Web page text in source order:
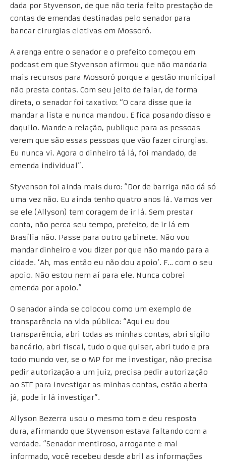
dada por Styvenson, de que não teria feito prestação de
contas de emendas destinadas pelo senador para
bancar cirurgias eletivas em Mossoró.
A arenga entre o senador e o prefeito começou em
podcast em que Styvenson afirmou que não mandaria
mais recursos para Mossoró porque a gestão municipal
não presta contas. Com seu jeito de falar, de forma
direta, o senador foi taxativo: “O cara disse que ia
mandar a lista e nunca mandou. E fica posando disso e
daquilo. Mande a relação, publique para as pessoas
verem que são essas pessoas que vão fazer cirurgias.
Eu nunca vi. Agora o dinheiro tá lá, foi mandado, de
emenda individual”.
Styvenson foi ainda mais duro: “Dor de barriga não dá só
uma vez não. Eu ainda tenho quatro anos lá. Vamos ver
se ele (Allyson) tem coragem de ir lá. Sem prestar
conta, não perca seu tempo, prefeito, de ir lá em
Brasília não. Passe para outro gabinete. Não vou
mandar dinheiro e vou dizer por que não mando para a
cidade. ‘Ah, mas então eu não dou apoio’. F… com o seu
apoio. Não estou nem aí para ele. Nunca cobrei
emenda por apoio.”
O senador ainda se colocou como um exemplo de
transparência na vida pública: “Aqui eu dou
transparência, abri todas as minhas contas, abri sigilo
bancário, abri fiscal, tudo o que quiser, abri tudo e pra
todo mundo ver, se o MP for me investigar, não precisa
pedir autorização a um juiz, precisa pedir autorização
ao STF para investigar as minhas contas, estão aberta
já, pode ir lá investigar”.
Allyson Bezerra usou o mesmo tom e deu resposta
dura, afirmando que Styvenson estava faltando com a
verdade. “Senador mentiroso, arrogante e mal
informado, você recebeu desde abril as informações